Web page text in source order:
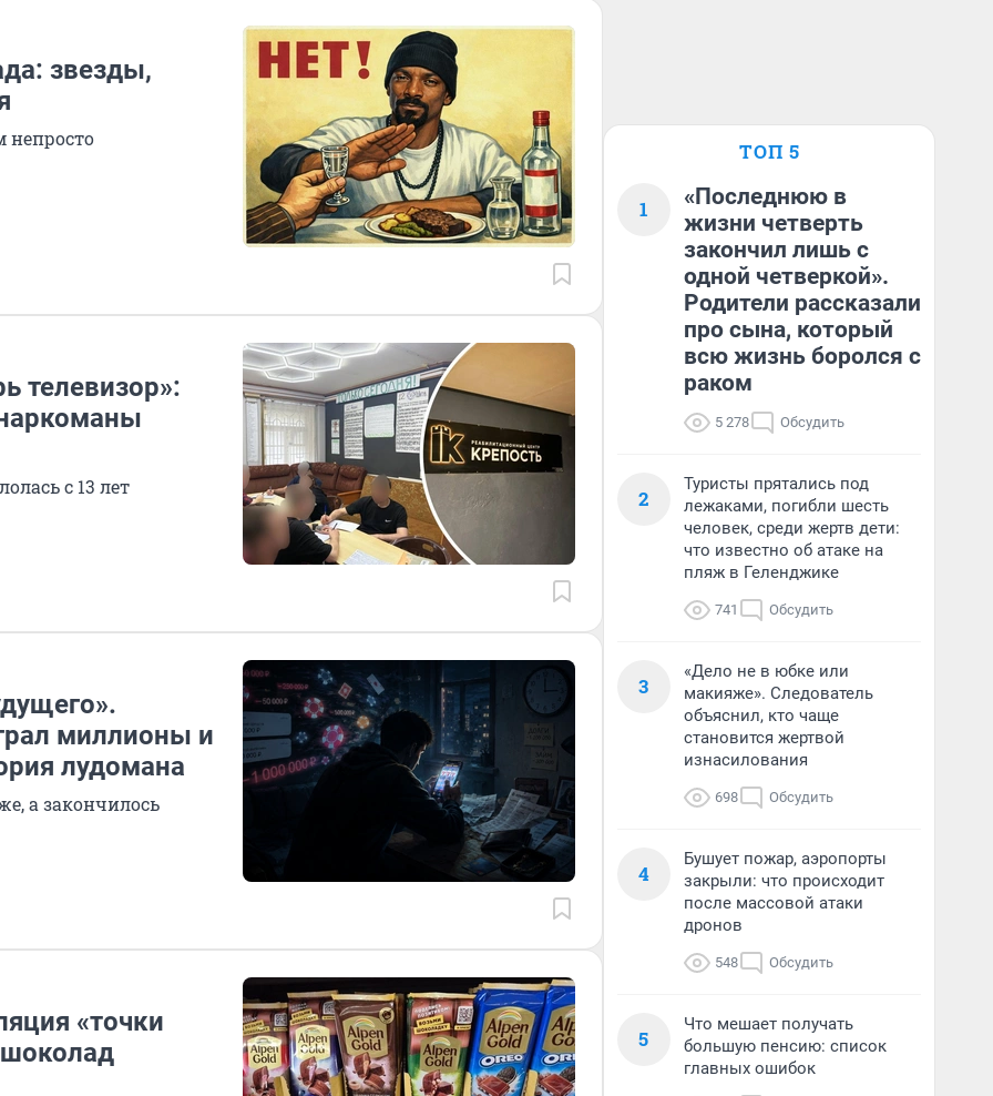
звезды,
непросто
телевизор»:
с 13 лет
миллионы и
лудомана
а закончилось
«точки
ТОП 5
1
«Последнюю в
жизни четверть
закончил лишь с
одной четверкой».
Родители рассказали
про сына, который
всю жизнь боролся с
раком
5 278 Обсудить
2
Туристы прятались под
лежаками, погибли шесть
человек, среди жертв дети:
что известно об атаке на
пляж в Геленджике
741 Обсудить
3
«Дело не в юбке или
макияже». Следователь
объяснил, кто чаще
становится жертвой
изнасилования
698 Обсудить
4
Бушует пожар, аэропорты
закрыли: что происходит
после массовой атаки
дронов
548 Обсудить
5
Что мешает получать
большую пенсию: список
главных ошибок